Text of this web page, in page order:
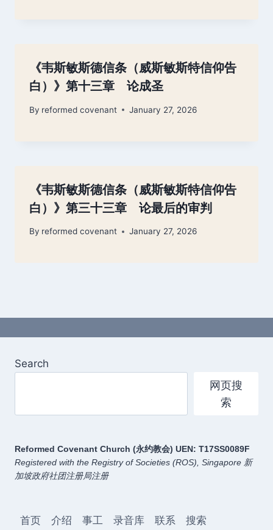
《韦斯敏斯德信条（威斯敏斯特信仰告
白）》第十三章 论成圣
By reformed covenant January 27, 2026
《韦斯敏斯德信条（威斯敏斯特信仰告
白）》第三十三章 论最后的审判
By reformed covenant January 27, 2026
Search
网页搜
索
Reformed Covenant Church (永约教会) UEN: T17SS0089F
Registered with the Registry of Societies (ROS), Singapore 新
加坡政府社团注册局注册
首页 介绍 事工 录音库 联系 搜索